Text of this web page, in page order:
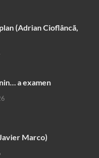
(Adrian Cioflâncã,
a examen
Marco)